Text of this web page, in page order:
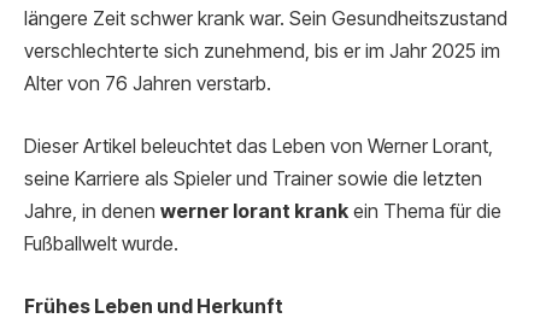
längere Zeit schwer krank war. Sein Gesundheitszustand
verschlechterte sich zunehmend, bis er im Jahr 2025 im
Alter von 76 Jahren verstarb.
Dieser Artikel beleuchtet das Leben von Werner Lorant,
seine Karriere als Spieler und Trainer sowie die letzten
Jahre, in denen werner lorant krank ein Thema für die
Fußballwelt wurde.
Frühes Leben und Herkunft